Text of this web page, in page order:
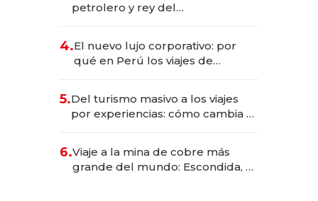
petrolero y rey del
Fénix
4.El nuevo lujo corporativo: por
qué en Perú los viajes de
transformadoras
5.Del turismo masivo a los viajes
por experiencias: cómo cambia el
6.Viaje a la mina de cobre más
grande del mundo: Escondida, el